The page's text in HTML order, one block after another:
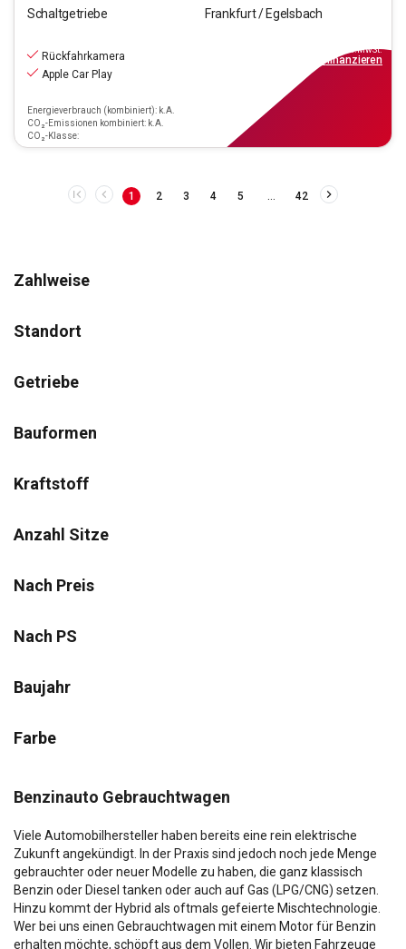
Schaltgetriebe
Frankfurt / Egelsbach
Rückfahrkamera
Apple Car Play
Energieverbrauch (kombiniert): k.A.
CO₂-Emissionen kombiniert: k.A.
CO₂-Klasse:
inkl.MwSt.
finanzieren
1 2 3 4 5 42
Zahlweise
Standort
Getriebe
Bauformen
Kraftstoff
Anzahl Sitze
Nach Preis
Nach PS
Baujahr
Farbe
Benzinauto Gebrauchtwagen
Viele Automobilhersteller haben bereits eine rein elektrische
Zukunft angekündigt. In der Praxis sind jedoch noch jede Menge
gebrauchter oder neuer Modelle zu haben, die ganz klassisch
Benzin oder Diesel tanken oder auch auf Gas (LPG/CNG) setzen.
Hinzu kommt der Hybrid als oftmals gefeierte Mischtechnologie.
Wer bei uns einen Gebrauchtwagen mit einem Motor für Benzin
erhalten möchte, schöpft aus dem Vollen. Wir bieten Fahrzeuge